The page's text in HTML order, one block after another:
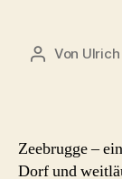
Von
Zeebrugge –
Dorf und